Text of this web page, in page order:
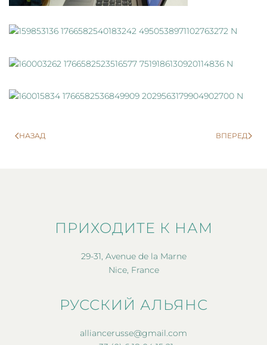
НАЗАД ВПЕРЕД
ПРИХОДИТЕ К НАМ
29-31, Avenue de la Marne
Nice, France
РУССКИЙ АЛЬЯНС
alliancerusse@gmail.com